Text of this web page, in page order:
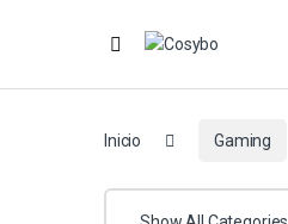
Inicio Gaming